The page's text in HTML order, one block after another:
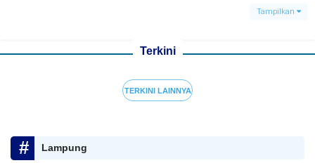
Tampilkan
Terkini
TERKINI LAINNYA
Lampung